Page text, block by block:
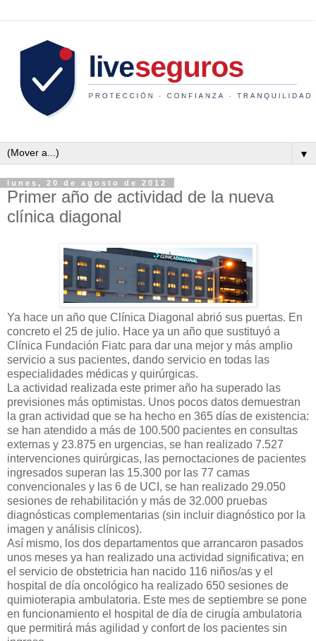
▼
lunes, 20 de agosto de 2012
Primer año de actividad de la nueva
clínica diagonal
Ya hace un año que Clínica Diagonal abrió sus puertas. En
concreto el 25 de julio. Hace ya un año que sustituyó a
Clínica Fundación Fiatc para dar una mejor y más amplio
servicio a sus pacientes, dando servicio en todas las
especialidades médicas y quirúrgicas.
La actividad realizada este primer año ha superado las
previsiones más optimistas. Unos pocos datos demuestran
la gran actividad que se ha hecho en 365 días de existencia:
se han atendido a más de 100.500 pacientes en consultas
externas y 23.875 en urgencias, se han realizado 7.527
intervenciones quirúrgicas, las pernoctaciones de pacientes
ingresados superan las 15.300 por las 77 camas
convencionales y las 6 de UCI, se han realizado 29.050
sesiones de rehabilitación y más de 32.000 pruebas
diagnósticas complementarias (sin incluir diagnóstico por la
imagen y análisis clínicos).
Así mismo, los dos departamentos que arrancaron pasados
unos meses ya han realizado una actividad significativa; en
el servicio de obstetricia han nacido 116 niños/as y el
hospital de día oncológico ha realizado 650 sesiones de
quimioterapia ambulatoria. Este mes de septiembre se pone
en funcionamiento el hospital de día de cirugía ambulatoria
que permitirá más agilidad y confort de los pacientes sin